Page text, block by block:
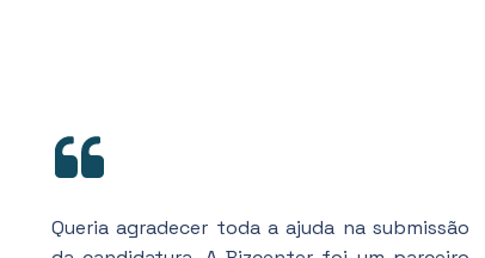
Queria agradecer toda a ajuda na submissão